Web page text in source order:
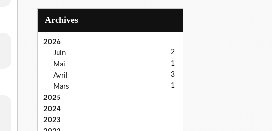
Archives
2026
Juin
2
Mai 1
Avril 3
Mars 1
2025
2024
2023